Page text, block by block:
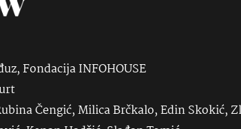
Fondacija INFOHOUSE
Čengić, Milica Brčkalo, Edin Skokić,